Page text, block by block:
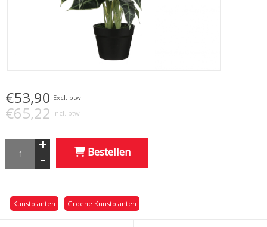
€53,90 Excl. btw
€65,22 Incl. btw
+
- Bestellen
Kunstplanten Groene Kunstplanten